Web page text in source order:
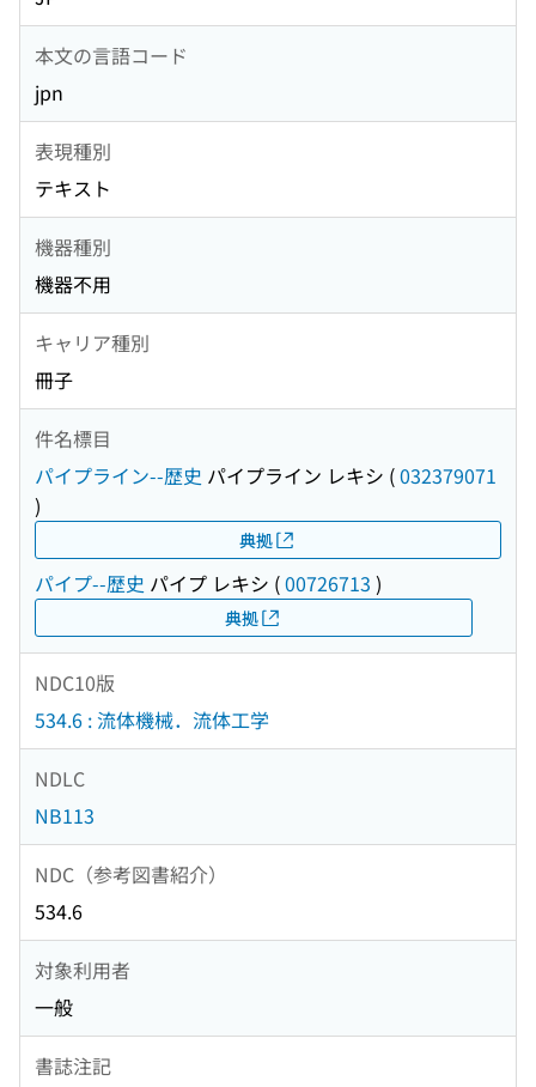
本文の言語コード
jpn
表現種別
テキスト
機器種別
機器不用
キャリア種別
冊子
件名標目
パイプライン--歴史 パイプライン レキシ (032379071
)
典拠
パイプ--歴史 パイプ レキシ (00726713 )
典拠
NDC10版
534.6 : 流体機械．流体工学
NDLC
NB113
NDC（参考図書紹介）
534.6
対象利用者
一般
書誌注記